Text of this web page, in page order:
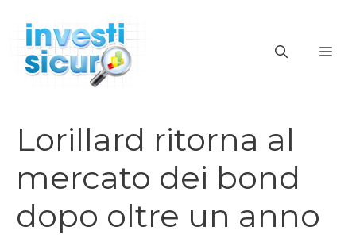
contenuto
Lorillard ritorna al
mercato dei bond
dopo oltre un anno